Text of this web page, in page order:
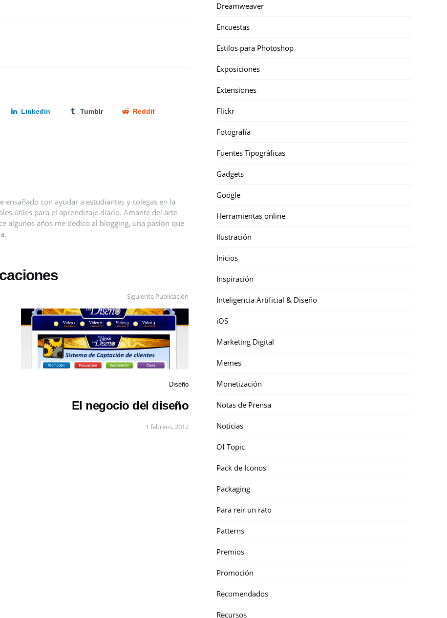
Linkedin Tumblr Reddit
ensañado con ayudar a estudiantes y colegas en la
útiles para el aprendizaje diario. Amante del arte
algunos años me dedico al blogging, una pasión que
Siguiente Publicación
Diseño
El negocio del diseño
1 febrero, 2012
Dreamweaver
Encuestas
Estilos para Photoshop
Exposiciones
Extensiones
Flickr
Fotografía
Fuentes Tipográficas
Gadgets
Google
Herramientas online
Ilustración
Inicios
Inspiración
Inteligencia Artificial & Diseño
iOS
Marketing Digital
Memes
Monetización
Notas de Prensa
Noticias
Of Topic
Pack de Iconos
Packaging
Para reir un rato
Patterns
Premios
Promoción
Recomendados
Recursos